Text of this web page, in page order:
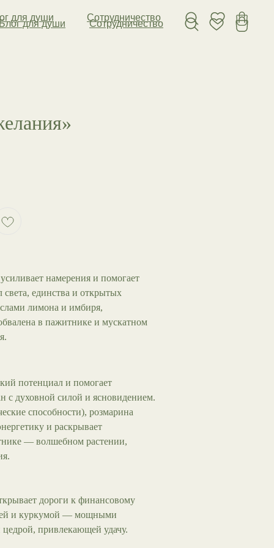
Сотрудничество
для души
Сотрудничество
для души
намерения и помогает
единства и открытых
лимона и имбиря,
в пажитнике и мускатном
потенциал и помогает
с духовной силой и ясновидением.
способности), розмарина
и раскрывает
— волшебном растении,
дороги к финансовому
и куркумой — мощными
цедрой, привлекающей удачу.